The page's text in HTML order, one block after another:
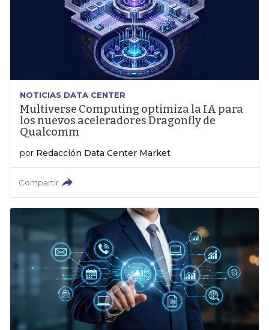
NOTICIAS DATA CENTER
Multiverse Computing optimiza la IA para
los nuevos aceleradores Dragonfly de
Qualcomm
por Redacción Data Center Market
Compartir